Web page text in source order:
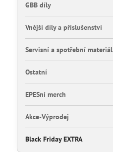
GBB díly
Vnější díly a příslušenství
Servisní a spotřební materiál
Ostatní
EPESní merch
Akce-Výprodej
Black Friday EXTRA